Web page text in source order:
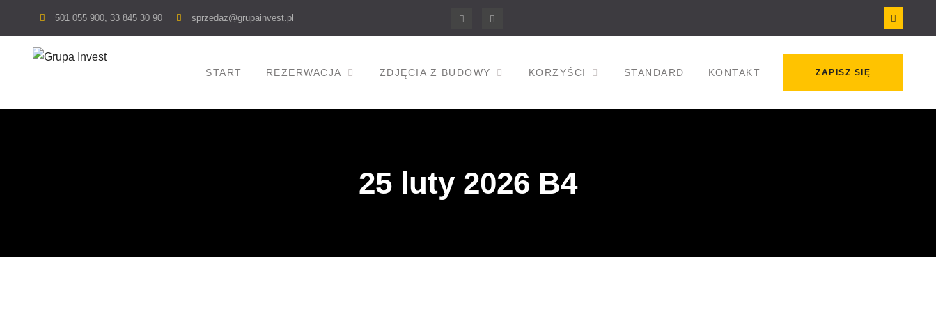
content
501 055 900, 33 845 30 90 sprzedaz@grupainvest.pl
FacebookInstagram
ZAPISZ SIĘ
START REZERWACJA ZDJĘCIA Z BUDOWY KORZYŚCI STANDARD KONTAKT
25 luty 2026 B4